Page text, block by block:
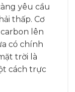
yêu cầu
thấp. Cơ
lên
có chính
trời là
cách trực